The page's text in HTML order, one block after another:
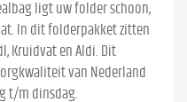
ligt uw folder schoon,
In dit folderpakket zitten
Kruidvat en Aldi. Dit
van Nederland
t/m dinsdag.